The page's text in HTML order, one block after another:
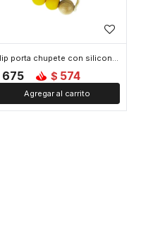
Clip porta chupete con silicona mordillo Mostaza
675 $ 574